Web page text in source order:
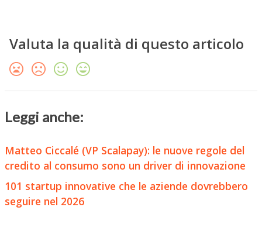
Valuta la qualità di questo articolo
Leggi anche:
Matteo Ciccalé (VP Scalapay): le nuove regole del
credito al consumo sono un driver di innovazione
101 startup innovative che le aziende dovrebbero
seguire nel 2026